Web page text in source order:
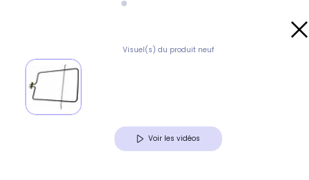
Visuel(s) du produit neuf
Voir les vidéos